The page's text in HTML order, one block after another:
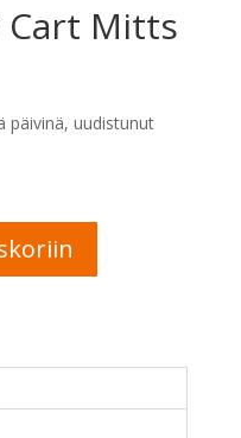
Cart Mitts
päivinä, uudistunut
n